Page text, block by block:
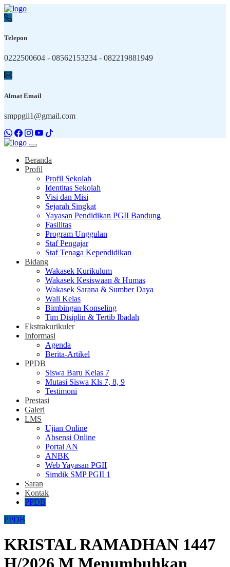
Telepon
0222500604 - 08562153234 - 082219881949
Almat Email
smppgii1@gmail.com
Beranda
Profil
Profil Sekolah
Identitas Sekolah
Visi dan Misi
Sejarah Singkat
Yayasan Pendidikan PGII Bandung
Fasilitas
Program Unggulan
Staf Pengajar
Staf Tenaga Kependidikan
Bidang
Wakasek Kurikulum
Wakasek Kesiswaan & Humas
Wakasek Sarana & Sumber Daya
Wali Kelas
Bimbingan Konseling
Tim Disiplin & Tertib Ibadah
Ekstrakurikuler
Informasi
Agenda
Berita-Artikel
PPDB
Siswa Baru Kelas 7
Mutasi Siswa Kls 7, 8, 9
Testimoni
Prestasi
Galeri
LMS
Ujian Online
Absensi Online
Portal AN
ANBK
Web Yayasan PGII
Simdik SMP PGII 1
Saran
Kontak
PPDB
PPDB
KRISTAL RAMADHAN 1447